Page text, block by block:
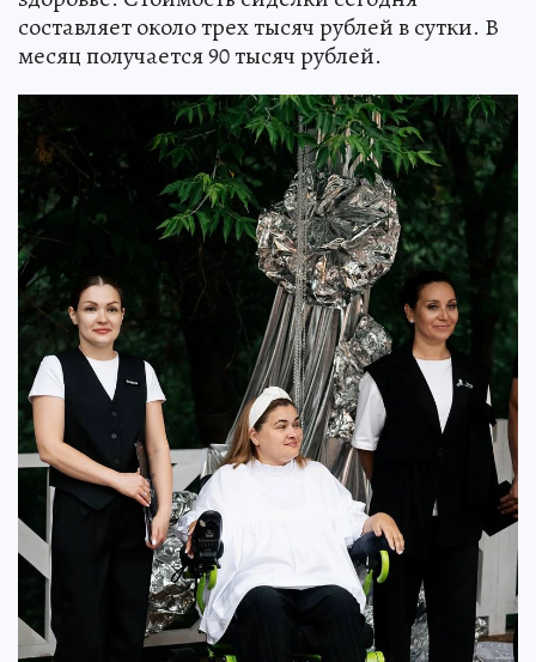
составляет около трех тысяч рублей в сутки. В
месяц получается 90 тысяч рублей.